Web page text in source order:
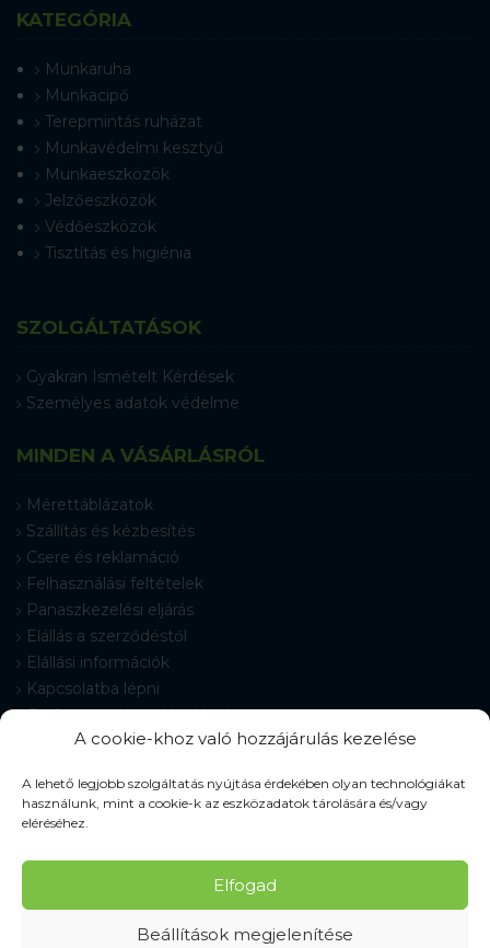
A cookie-khoz való hozzájárulás kezelése
A lehető legjobb szolgáltatás nyújtása érdekében olyan technológiákat
használunk, mint a cookie-k az eszközadatok tárolására és/vagy
eléréséhez.
Elfogad
Beállítások megjelenítése
KATEGÓRIA
Munkaruha
Munkacipő
Terepmintás ruházat
Munkavédelmi kesztyű
Munkaeszközök
Jelzőeszközök
Védőeszközök
Tisztítás és higiénia
SZOLGÁLTATÁSOK
Gyakran Ismételt Kérdések
Személyes adatok védelme
MINDEN A VÁSÁRLÁSRÓL
Mérettáblázatok
Szállítás és kézbesítés
Csere és reklamáció
Felhasználási feltételek
Panaszkezelési eljárás
Elállás a szerződéstől
Elállási információk
Kapcsolatba lépni
Gyakran Ismételt Kérdések
Cookie-beállítások